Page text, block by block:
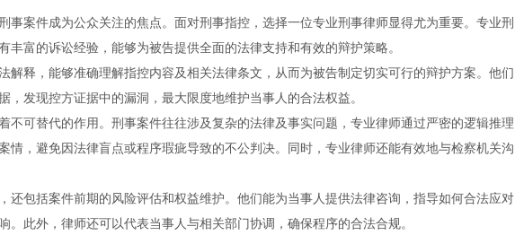
事案件成为公众关注的焦点。面对刑事指控，选择一位专业刑事律师显得尤为重要。专业刑
丰富的诉讼经验，能够为被告提供全面的法律支持和有效的辩护策略。
解释，能够准确理解指控内容及相关法律条文，从而为被告制定切实可行的辩护方案。他们
，发现控方证据中的漏洞，最大限度地维护当事人的合法权益。
不可替代的作用。刑事案件往往涉及复杂的法律及事实问题，专业律师通过严密的逻辑推理
情，避免因法律盲点或程序瑕疵导致的不公判决。同时，专业律师还能有效地与检察机关沟
还包括案件前期的风险评估和权益维护。他们能为当事人提供法律咨询，指导如何合法应对
。此外，律师还可以代表当事人与相关部门协调，确保程序的合法合规。